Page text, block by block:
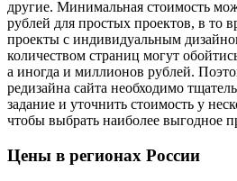
другие. Минимальная стоимость
рублей для простых проектов, в то
проекты с индивидуальным
количеством страниц могут
а иногда и миллионов рублей.
редизайна сайта необходимо
задание и уточнить стоимость у
чтобы выбрать наиболее выгодное
Цены в регионах России